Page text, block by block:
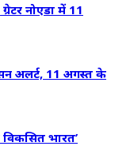
नोएडा में 11
अलर्ट, 11 अगस्त के
विकसित भारत’